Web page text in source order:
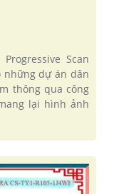
Scan
những dự án dân
thông qua công
lại hình ảnh